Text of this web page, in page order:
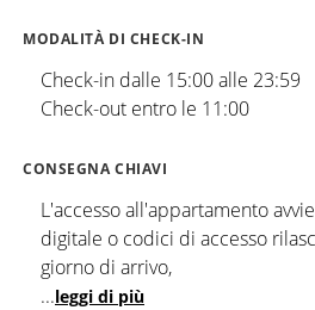
MODALITÀ DI CHECK-IN
Check-in dalle 15:00 alle 23:59
Check-out entro le 11:00
CONSEGNA CHIAVI
L'accesso all'appartamento
digitale o codici di accesso
giorno di arrivo,
...leggi di più